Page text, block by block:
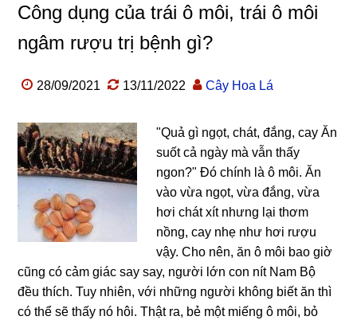
Công dụng của trái ô môi, trái ô môi
ngâm rượu trị bệnh gì?
28/09/2021 13/11/2022 Cây Hoa Lá
"Quả gì ngọt, chát, đắng, cay Ăn
suốt cả ngày mà vẫn thấy
ngon?" Đó chính là ô môi. Ăn
vào vừa ngọt, vừa đắng, vừa
hơi chát xít nhưng lại thơm
nồng, cay nhẹ như hơi rượu
vậy. Cho nên, ăn ô môi bao giờ
cũng có cảm giác say say, người lớn con nít Nam Bộ
đều thích. Tuy nhiên, với những người không biết ăn thì
có thể sẽ thấy nó hôi. Thật ra, bẻ một miếng ô môi, bỏ